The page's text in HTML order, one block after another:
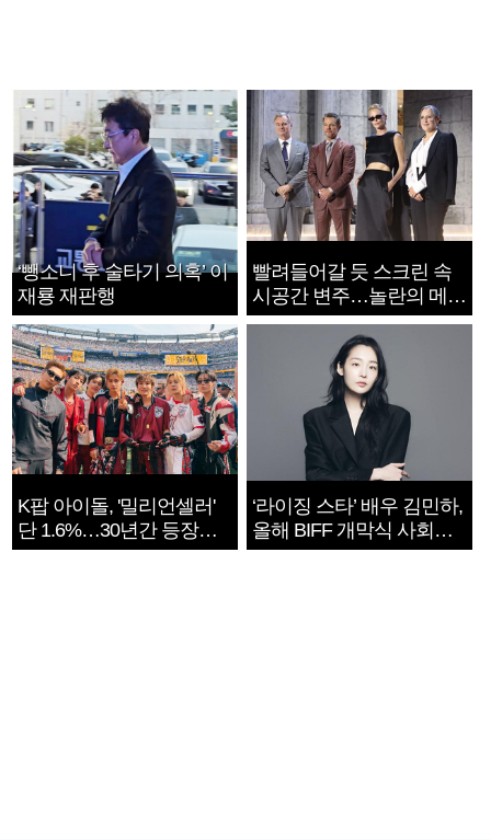
‘뺑소니 후 술타기 의혹’ 이
재룡 재판행
빨려들어갈 듯 스크린 속
시공간 변주…놀란의 메시
지는 ‘전쟁 속죄’
K팝 아이돌, '밀리언셀러'
단 1.6%…30년간 등장
1182개팀 전수조사
‘라이징 스타’ 배우 김민하,
올해 BIFF 개막식 사회자
확정